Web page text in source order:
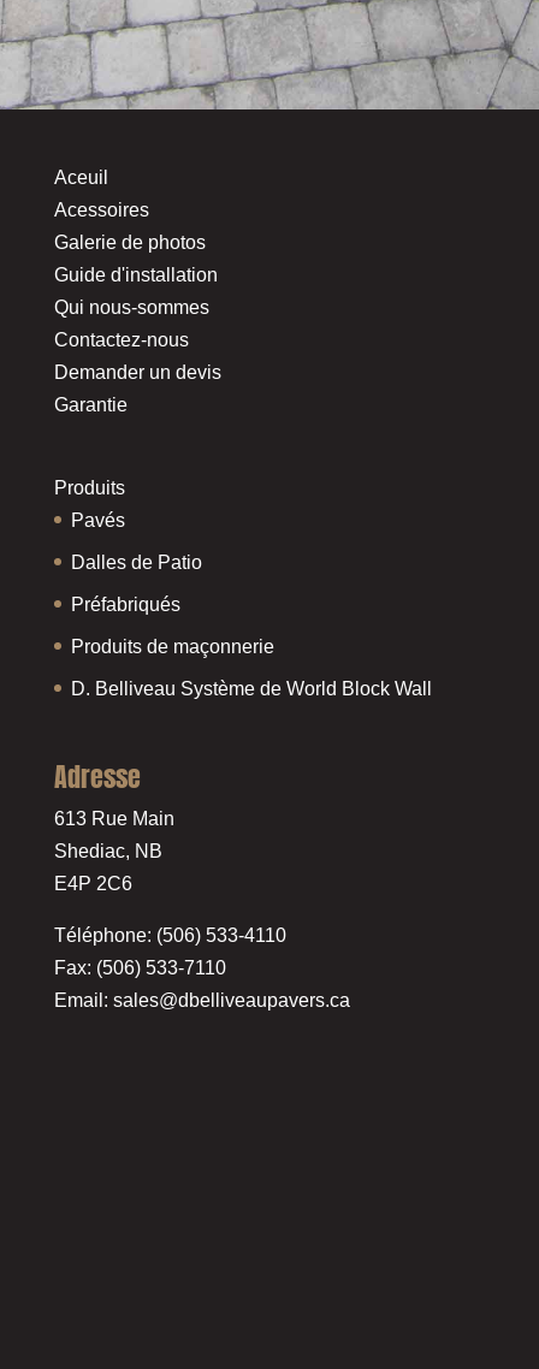
Aceuil
Acessoires
Galerie de photos
Guide d'installation
Qui nous-sommes
Contactez-nous
Demander un devis
Garantie
Produits
Pavés
Dalles de Patio
Préfabriqués
Produits de maçonnerie
D. Belliveau Système de World Block Wall
Adresse
613 Rue Main
Shediac, NB
E4P 2C6
Téléphone: (506) 533-4110
Fax: (506) 533-7110
Email: sales@dbelliveaupavers.ca